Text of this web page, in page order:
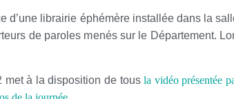
d’une librairie éphémère installée dans la
de paroles menés sur le Département.
met à la disposition de tousla vidéo présentée